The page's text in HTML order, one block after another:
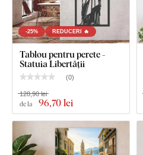
-25% REDUCERI 🔥
Tablou pentru perete -
Statuia Libertății
(0)
de la 96,70 lei
128,90 lei